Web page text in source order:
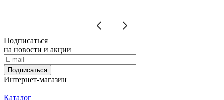
Подписаться
на новости и акции
Подписаться
Интернет-магазин
Каталог